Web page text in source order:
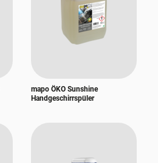
mapo ÖKO Sunshine
Handgeschirrspüler